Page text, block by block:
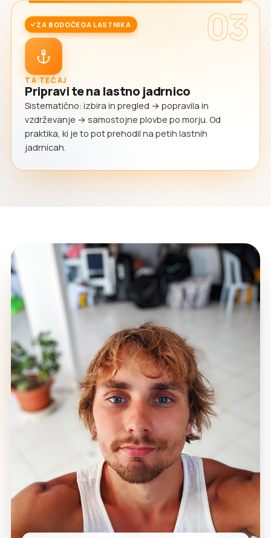
03
ZA BODOČEGA LASTNIKA
TA TEČAJ
Pripravi te na lastno jadrnico
Sistematično: izbira in pregled → popravila in
vzdrževanje → samostojne plovbe po morju. Od
praktika, ki je to pot prehodil na petih lastnih
jadrnicah.